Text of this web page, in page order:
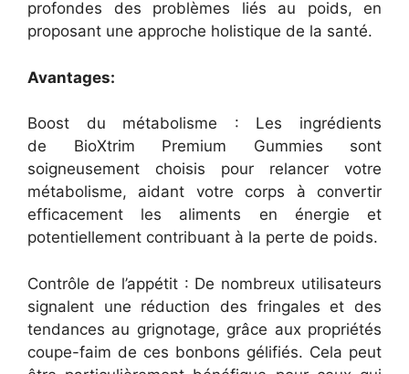
profondes des problèmes liés au poids, en
proposant une approche holistique de la santé.
Avantages:
Boost du métabolisme : Les ingrédients
de BioXtrim Premium Gummies sont
soigneusement choisis pour relancer votre
métabolisme, aidant votre corps à convertir
efficacement les aliments en énergie et
potentiellement contribuant à la perte de poids.
Contrôle de l’appétit : De nombreux utilisateurs
signalent une réduction des fringales et des
tendances au grignotage, grâce aux propriétés
coupe-faim de ces bonbons gélifiés. Cela peut